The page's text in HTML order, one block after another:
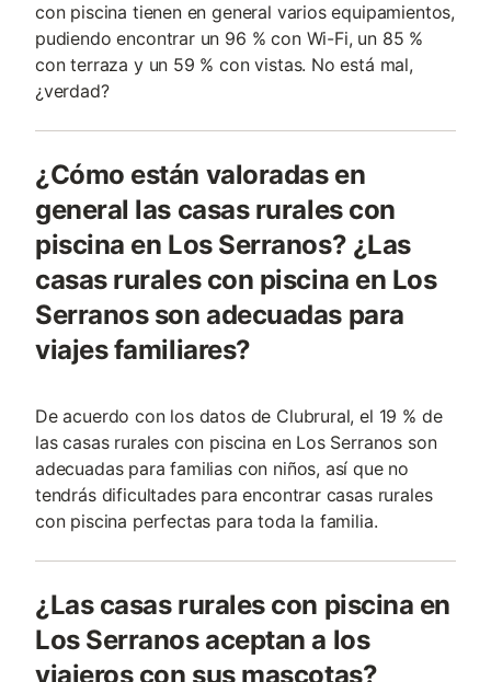
con piscina tienen en general varios equipamientos,
pudiendo encontrar un 96 % con Wi-Fi, un 85 %
con terraza y un 59 % con vistas. No está mal,
¿verdad?
¿Cómo están valoradas en
general las casas rurales con
piscina en Los Serranos? ¿Las
casas rurales con piscina en Los
Serranos son adecuadas para
viajes familiares?
De acuerdo con los datos de Clubrural, el 19 % de
las casas rurales con piscina en Los Serranos son
adecuadas para familias con niños, así que no
tendrás dificultades para encontrar casas rurales
con piscina perfectas para toda la familia.
¿Las casas rurales con piscina en
Los Serranos aceptan a los
viajeros con sus mascotas?